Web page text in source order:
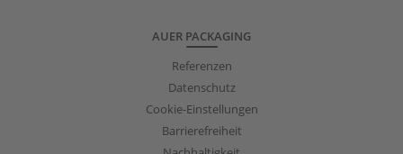
AUER PACKAGING
Referenzen
Datenschutz
Cookie-Einstellungen
Barrierefreiheit